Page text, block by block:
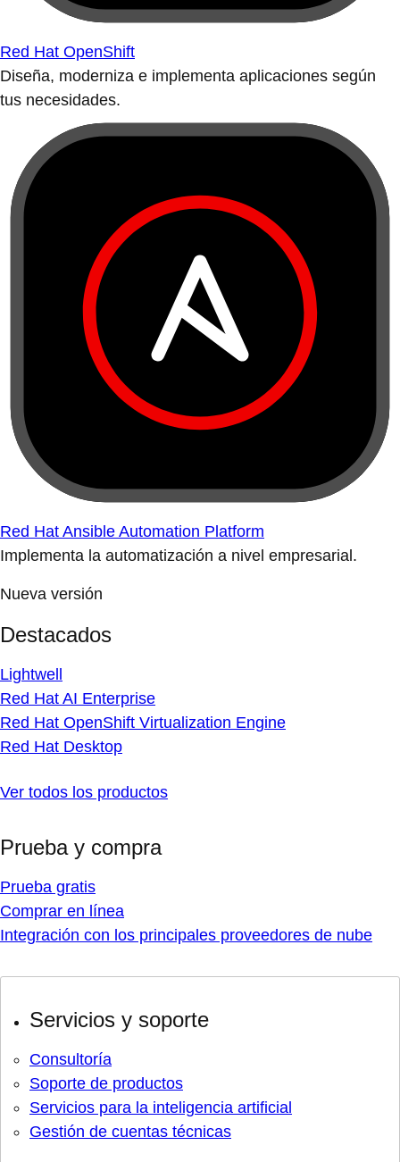
Red Hat OpenShift
Diseña, moderniza e implementa aplicaciones según
tus necesidades.
Red Hat Ansible Automation Platform
Implementa la automatización a nivel empresarial.
Nueva versión
Destacados
Lightwell
Red Hat AI Enterprise
Red Hat OpenShift Virtualization Engine
Red Hat Desktop
Ver todos los productos
Prueba y compra
Prueba gratis
Comprar en línea
Integración con los principales proveedores de nube
Servicios y soporte
Consultoría
Soporte de productos
Servicios para la inteligencia artificial
Gestión de cuentas técnicas